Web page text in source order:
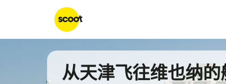
从天津飞往维也纳